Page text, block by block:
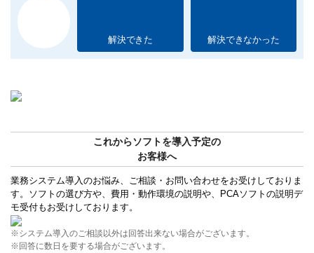
解決できた 解決できなかった
これからソフトを導入予定の
お客様へ
業務システム導入のお悩み、ご相談・お問い合わせをお受けしておりま
す。ソフトの選び方や、費用・動作環境の説明や、PCAソフトの説明デ
モ受付もお受けしております。
※システム導入のご相談以外は回答出来ない場合がございます。
※回答に数日を要する場合がございます。